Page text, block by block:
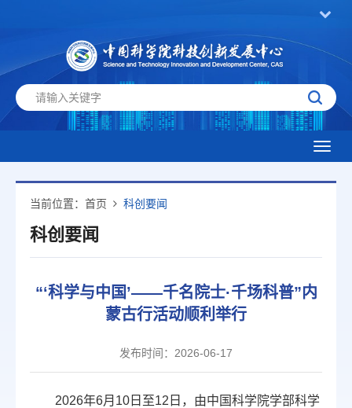
当前位置： 首页 科创要闻
科创要闻
“‘科学与中国’——千名院士·千场科普”内
蒙古行活动顺利举行
发布时间：2026-06-17
2026年6月10日至12日，由中国科学院学部科学